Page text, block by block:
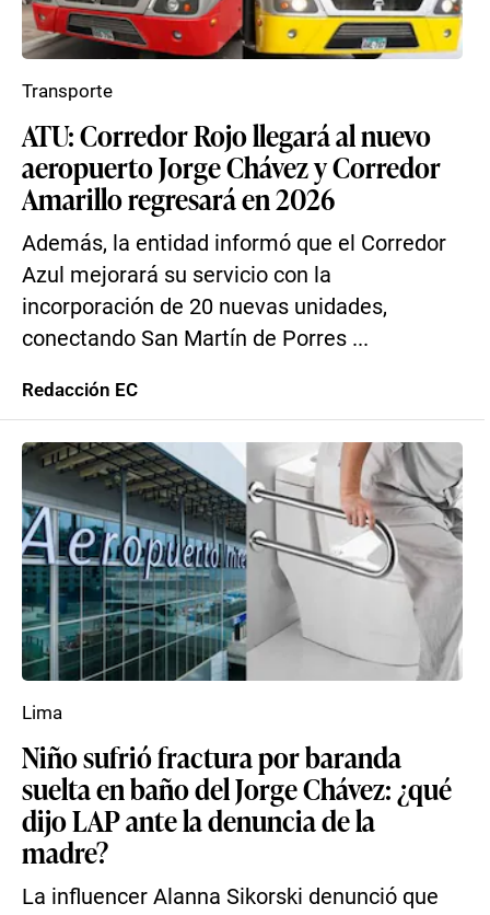
ATU: Corredor Rojo llegará al nuevo
aeropuerto Jorge Chávez y Corredor
Amarillo regresará en 2026
Además, la entidad informó que el Corredor
Azul mejorará su servicio con la
incorporación de 20 nuevas unidades,
conectando San Martín de Porres ...
Transporte
Redacción EC
Niño sufrió fractura por baranda
suelta en baño del Jorge Chávez: ¿qué
dijo LAP ante la denuncia de la
madre?
La influencer Alanna Sikorski denunció que
Lima